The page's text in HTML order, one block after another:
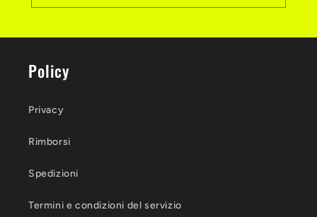
Policy
Privacy
Rimborsi
Spedizioni
Termini e condizioni del servizio